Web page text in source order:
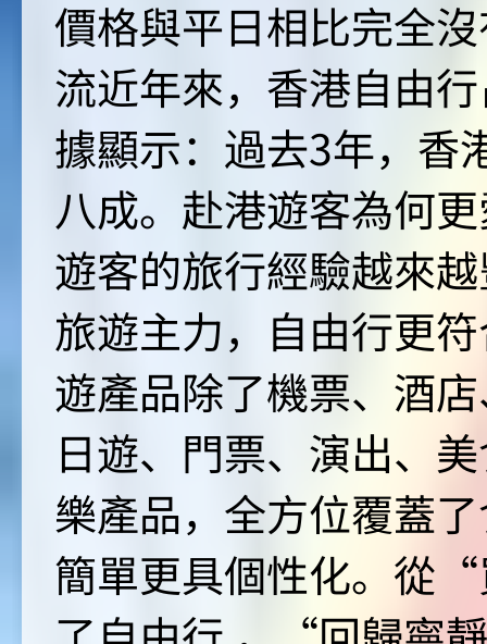
價格與平日相比完全
流近年來，香港自由
據顯示：過去3年，香
八成。赴港遊客為何
遊客的旅行經驗越來
旅遊主力，自由行更
遊產品除了機票、酒
日遊、門票、演出、
樂產品，全方位覆蓋
簡單更具個性化。